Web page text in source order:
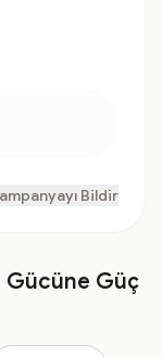
Bildir
Gücüne Güç